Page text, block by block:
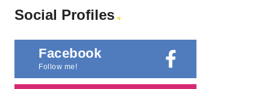
Social Profiles
Facebook
Follow me!